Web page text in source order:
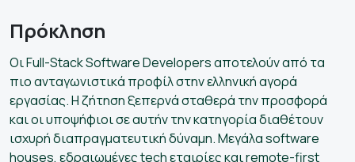
Πρόκληση
Οι Full-Stack Software Developers αποτελούν από τα
πιο ανταγωνιστικά προφίλ στην ελληνική αγορά
εργασίας. Η ζήτηση ξεπερνά σταθερά την προσφορά
και οι υποψήφιοι σε αυτήν την κατηγορία διαθέτουν
ισχυρή διαπραγματευτική δύναμη. Μεγάλα software
houses, εδραιωμένες tech εταιρίες και remote-first